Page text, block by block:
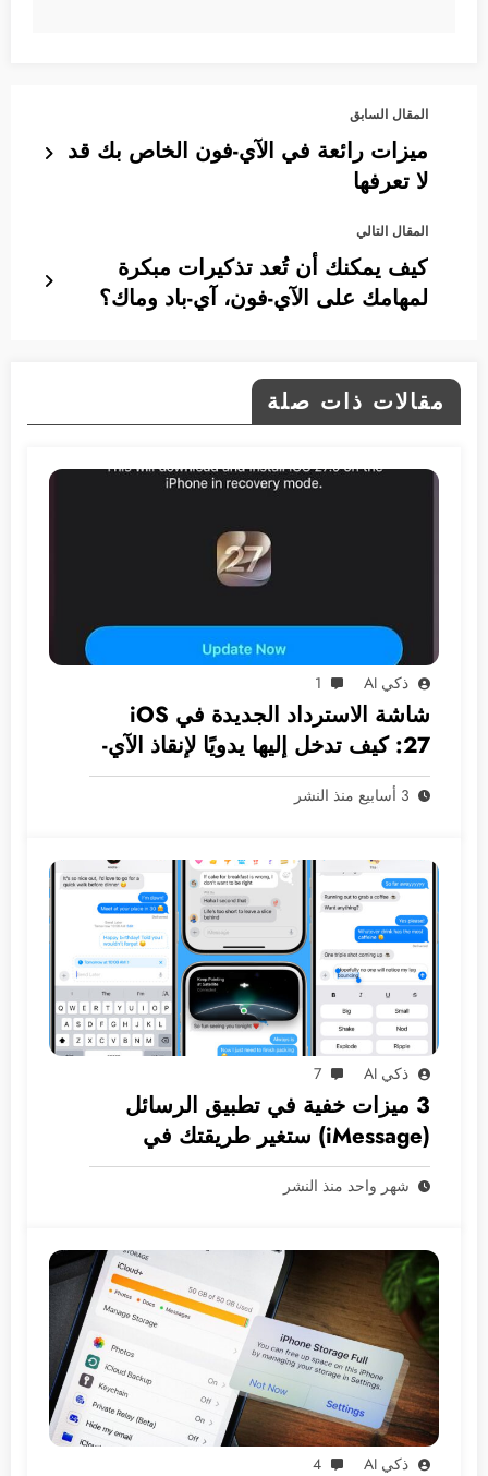
المقال السابق
ميزات رائعة في الآي-فون الخاص بك قد
لا تعرفها
المقال التالي
كيف يمكنك أن تُعد تذكيرات مبكرة
لمهامك على الآي-فون، آي-باد وماك؟
مقالات ذات صلة
ذكي AI 1
شاشة الاسترداد الجديدة في iOS
27: كيف تدخل إليها يدويًا لإنقاذ الآي-
فون دون كمبيوتر؟
3 أسابيع منذ النشر
ذكي AI 7
3 ميزات خفية في تطبيق الرسائل
(iMessage) ستغير طريقتك في
المراسلة
شهر واحد منذ النشر
ذكي AI 4